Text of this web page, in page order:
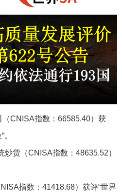
（CNISA指数：66585.40）获
货‌（CNISA指数：48635.52）
指数：41418.68）获评“世界